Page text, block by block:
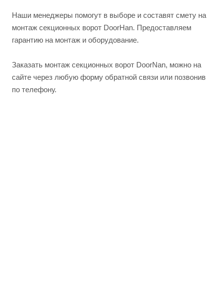
Наши менеджеры помогут в выборе и составят смету на
монтаж секционных ворот DoorHan. Предоставляем
гарантию на монтаж и оборудование.
Заказать монтаж секционных ворот DoorNan, можно на
сайте через любую форму обратной связи или позвонив
по телефону.